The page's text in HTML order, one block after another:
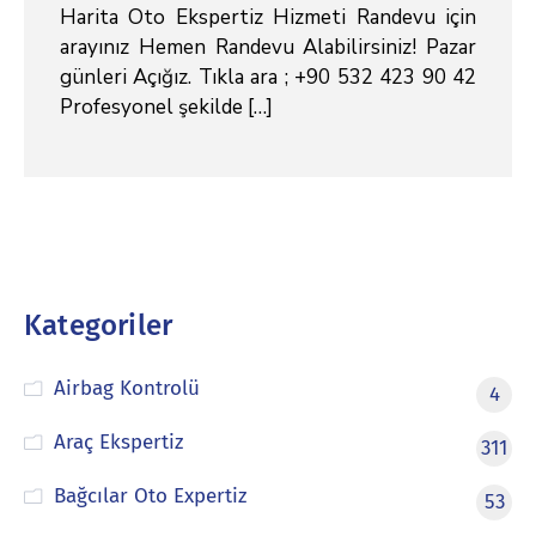
Harita Oto Ekspertiz Hizmeti Randevu için
arayınız Hemen Randevu Alabilirsiniz! Pazar
günleri Açığız. Tıkla ara ; +90 532 423 90 42
Profesyonel şekilde […]
Kategoriler
Airbag Kontrolü
4
Araç Ekspertiz
311
Bağcılar Oto Expertiz
53